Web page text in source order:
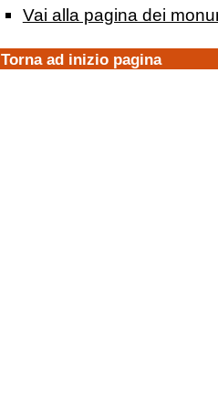
Vai alla pagina dei
Torna ad inizio pagina